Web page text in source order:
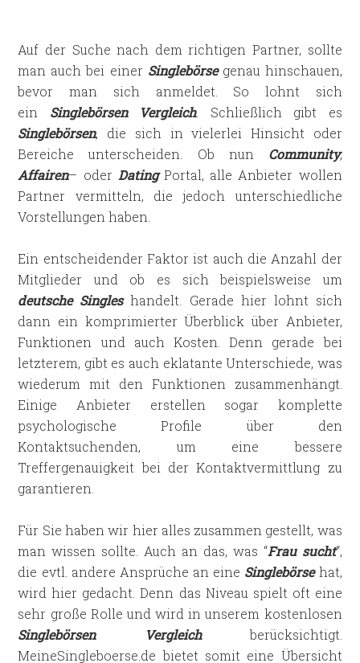
Auf der Suche nach dem richtigen Partner, sollte
man auch bei einer Singlebörsegenau hinschauen,
bevor man sich anmeldet. So lohnt sich
ein Singlebörsen Vergleich. Schließlich gibt es
Singlebörsen, die sich in vielerlei Hinsicht oder
Bereiche unterscheiden. Ob nun Community,
Affairen– oder DatingPortal, alle Anbieter wollen
Partner vermitteln, die jedoch unterschiedliche
Vorstellungen haben.
Ein entscheidender Faktor ist auch die Anzahl der
Mitglieder und ob es sich beispielsweise um
deutsche Singleshandelt. Gerade hier lohnt sich
dann ein komprimierter Überblick über Anbieter,
Funktionen und auch Kosten. Denn gerade bei
letzterem, gibt es auch eklatante Unterschiede, was
wiederum mit den Funktionen zusammenhängt.
Einige Anbieter erstellen sogar komplette
psychologische Profile über den
Kontaktsuchenden, um eine bessere
Treffergenauigkeit bei der Kontaktvermittlung zu
garantieren.
Für Sie haben wir hier alles zusammen gestellt, was
man wissen sollte. Auch an das, was “Frau sucht“,
die evtl. andere Ansprüche an eine Singlebörsehat,
wird hier gedacht. Denn das Niveau spielt oft eine
sehr große Rolle und wird in unserem kostenlosen
Singlebörsen Vergleichberücksichtigt.
MeineSingleboerse.de bietet somit eine Übersicht